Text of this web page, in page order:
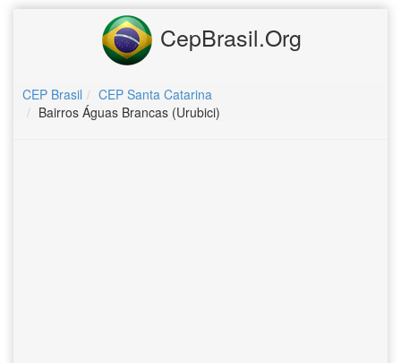
CepBrasil.Org
CEP Brasil
CEP Santa Catarina
Bairros Águas Brancas (Urubici)